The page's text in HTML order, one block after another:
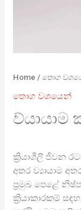
Home /තොග
තොග වශයෙන්
ව්යායාම
ක්‍රියාශීලී ජීවන
අතර ව්‍යායාම
ප්‍රමුඛ පෙළේ
ක්‍රියාකාරකම්